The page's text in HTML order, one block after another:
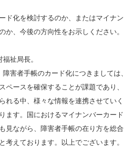
ド化を検討するのか、またはマイナン
か、今後の方向性をお示しください。
祉局長。
害者手帳のカード化につきましては、
ペースを確保することが課題であり、
れる中、様々な情報を連携させていく
ます。国におけるマイナンバーカード
見ながら、障害者手帳の在り方を総合
考えております。以上でございます。